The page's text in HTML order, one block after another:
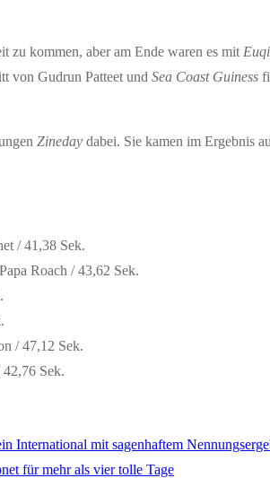
zu kommen, aber am Ende waren es mit
von Gudrun Patteet und Sea Coast Guiness
Zineday dabei. Sie kamen im Ergebnis
/ 41,38 Sek.
Roach / 43,62 Sek.
/ 47,12 Sek.
Sek.
International mit sagenhaftem
für mehr als vier tolle Tage